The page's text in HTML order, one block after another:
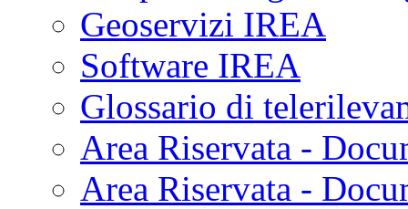
Geoservizi IREA
Software IREA
Glossario di
Area Riservata -
Area Riservata -